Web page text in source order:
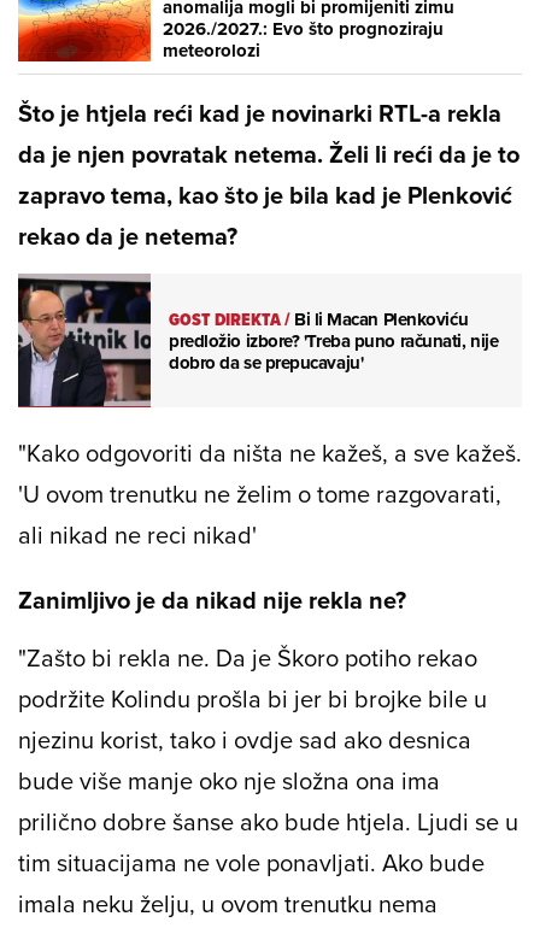
anomalija mogli bi promijeniti zimu
2026./2027.: Evo što prognoziraju
meteorolozi
Što je htjela reći kad je novinarki RTL-a rekla
da je njen povratak netema. Želi li reći da je to
zapravo tema, kao što je bila kad je Plenković
rekao da je netema?
GOST DIREKTA/Bi li Macan Plenkoviću
predložio izbore? 'Treba puno računati, nije
dobro da se prepucavaju'
"Kako odgovoriti da ništa ne kažeš, a sve kažeš.
'U ovom trenutku ne želim o tome razgovarati,
ali nikad ne reci nikad'
Zanimljivo je da nikad nije rekla ne?
"Zašto bi rekla ne. Da je Škoro potiho rekao
podržite Kolindu prošla bi jer bi brojke bile u
njezinu korist, tako i ovdje sad ako desnica
bude više manje oko nje složna ona ima
prilično dobre šanse ako bude htjela. Ljudi se u
tim situacijama ne vole ponavljati. Ako bude
imala neku želju, u ovom trenutku nema